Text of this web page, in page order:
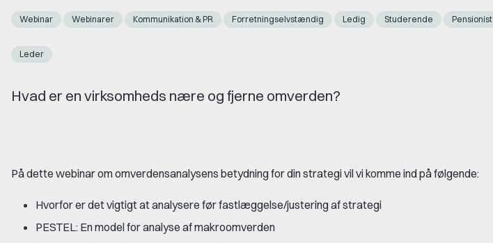
Webinar Webinarer Kommunikation & PR Forretningselvstændig Ledig Studerende Pensionist
Leder
Hvad er en virksomheds nære og fjerne omverden?
På dette webinar om omverdensanalysens betydning for din strategi vil vi komme ind på følgende:
Hvorfor er det vigtigt at analysere før fastlæggelse/justering af strategi
PESTEL: En model for analyse af makroomverden